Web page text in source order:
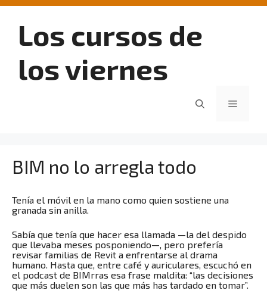
Saltar
contenidoLos cursos de
los viernes
Menú
BIM no lo arregla todo
Tenía el móvil en la mano como quien sostiene una
granada sin anilla.
Sabía que tenía que hacer esa llamada —la del despido
que llevaba meses posponiendo—, pero prefería
revisar familias de Revit a enfrentarse al drama
humano. Hasta que, entre café y auriculares, escuchó en
el podcast de BIMrras esa frase maldita: “las decisiones
que más duelen son las que más has tardado en tomar”.